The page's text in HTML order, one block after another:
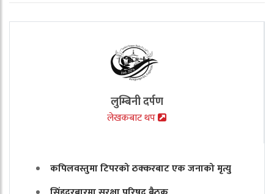
लुम्बिनी दर्पण
लेखकबाट थप
कपिलवस्तुमा टिपरको ठक्करबाट एक जनाको मृत्यु